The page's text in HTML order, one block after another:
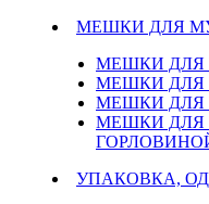
МЕШКИ ДЛЯ
МЕШКИ ДЛЯ
МЕШКИ ДЛЯ
МЕШКИ ДЛЯ
МЕШКИ ДЛЯ
УПАКОВКА,